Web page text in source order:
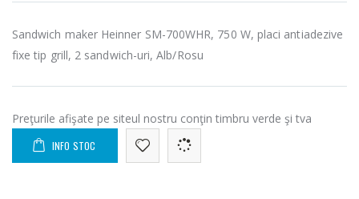
Sandwich maker Heinner SM-700WHR, 750 W, placi antiadezive
fixe tip grill, 2 sandwich-uri, Alb/Rosu
Preţurile afişate pe siteul nostru conţin timbru verde şi tva
INFO STOC
799,00 Lei
-25%
Fierbator
...
89,00 Lei
-18%
139,00 Lei